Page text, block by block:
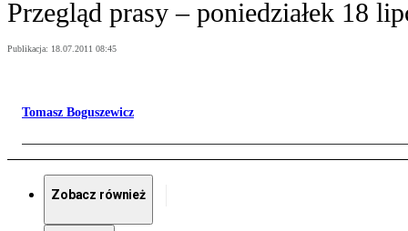
Przegląd prasy – poniedziałek 18
Publikacja: 18.07.2011 08:45
Tomasz Boguszewicz
Zobacz również